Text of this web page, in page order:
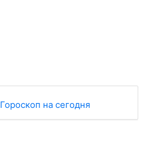
Гороскоп на сегодня